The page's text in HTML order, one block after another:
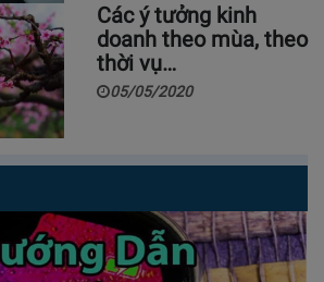
Các ý tưởng kinh
doanh theo mùa, theo
thời vụ…
05/05/2020